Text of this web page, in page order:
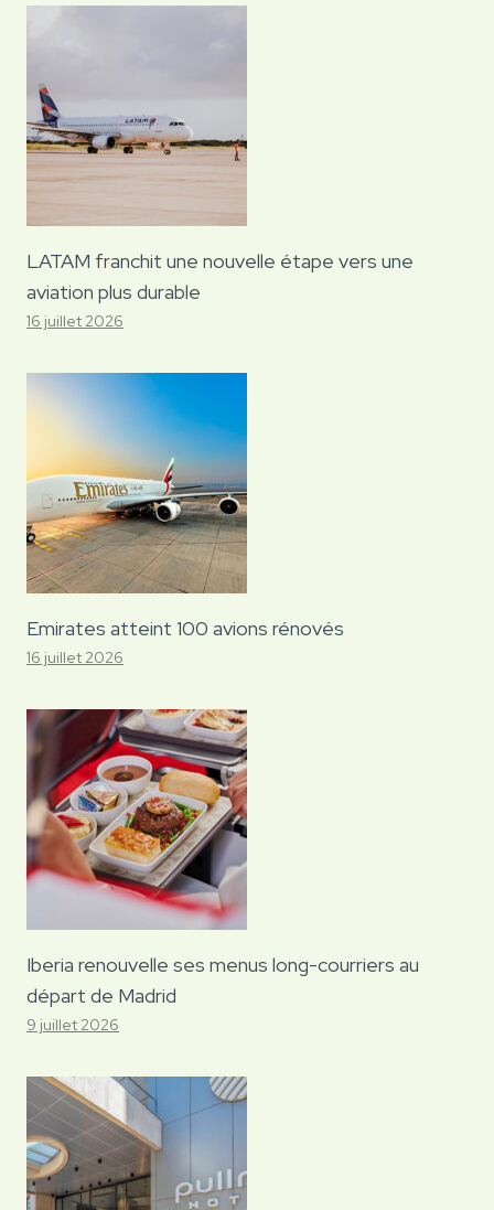
LATAM franchit une nouvelle étape vers une
aviation plus durable
16 juillet 2026
Emirates atteint 100 avions rénovés
16 juillet 2026
Iberia renouvelle ses menus long-courriers au
départ de Madrid
9 juillet 2026